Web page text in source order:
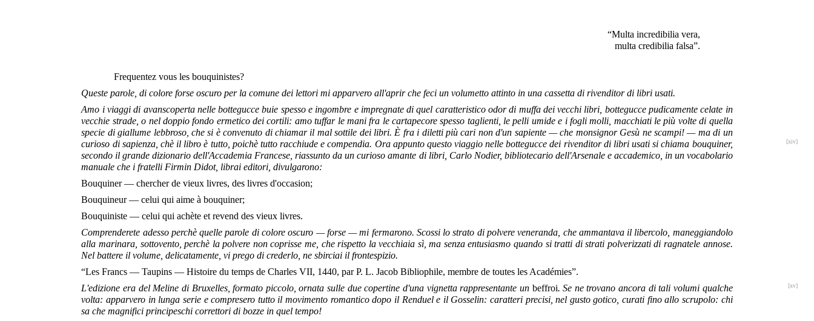
“Multa incredibilia vera,
multa credibilia falsa”.
Frequentez vous les bouquinistes?
Queste parole, di colore forse oscuro per la comune dei lettori mi apparvero all'aprir che feci un volumetto attinto in una cassetta di rivenditor di libri usati.
Amo i viaggi di avanscoperta nelle bottegucce buie spesso e ingombre e impregnate di quel caratteristico odor di muffa dei vecchi libri, bottegucce pudicamente celate in
vecchie strade, o nel doppio fondo ermetico dei cortili: amo tuffar le mani fra le cartapecore spesso taglienti, le pelli umide e i fogli molli, macchiati le più volte di quella
specie di giallume lebbroso, che si è convenuto di chiamar il mal sottile dei libri. È fra i diletti più cari non d'un sapiente — che monsignor Gesù ne scampi! — ma di un
curioso
[xiv]
di sapienza, chè il libro è tutto, poichè tutto racchiude e compendia. Ora appunto questo viaggio nelle bottegucce dei rivenditor di libri usati si chiama bouquiner,
secondo il grande dizionario dell'Accademia Francese, riassunto da un curioso amante di libri, Carlo Nodier, bibliotecario dell'Arsenale e accademico, in un vocabolario
manuale che i fratelli Firmin Didot, librai editori, divulgarono:
Bouquiner — chercher de vieux livres, des livres d'occasion;
Bouquineur — celui qui aime à bouquiner;
Bouquiniste — celui qui achète et revend des vieux livres.
Comprenderete adesso perchè quelle parole di colore oscuro — forse — mi fermarono. Scossi lo strato di polvere veneranda, che ammantava il libercolo, maneggiandolo
alla marinara, sottovento, perchè la polvere non coprisse me, che rispetto la vecchiaia sì, ma senza entusiasmo quando si tratti di strati polverizzati di ragnatele annose.
Nel battere il volume, delicatamente, vi prego di crederlo, ne sbirciai il frontespizio.
“Les Francs — Taupins — Histoire du temps de Charles VII, 1440, par P. L. Jacob Bibliophile, membre de toutes les Académies”.
L'edizione era del Meline di Bruxelles, formato piccolo, ornata sulle due copertine d'una vignetta
[xv]
rappresentante un beffroi. Se ne trovano ancora di tali volumi qualche
volta: apparvero in lunga serie e compresero tutto il movimento romantico dopo il Renduel e il Gosselin: caratteri precisi, nel gusto gotico, curati fino allo scrupolo: chi
sa che magnifici principeschi correttori di bozze in quel tempo!